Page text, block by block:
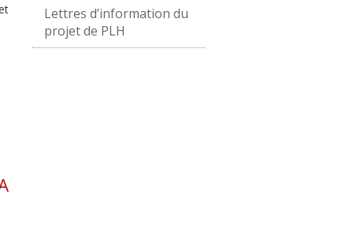
Lettres d’information du
projet de PLH